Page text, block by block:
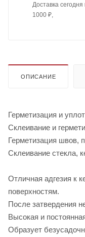
Доставка
1000 ₽,
ОПИСАНИЕ
Герметизация и
Склеивание и
Герметизация швов,
Склеивание стекла,
Отличная адгезия к
поверхностям.
После затвердения
Высокая и
Образует